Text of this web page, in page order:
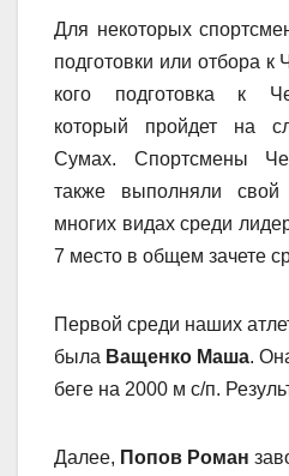
Для некоторых
подготовки или отбора
кого подготовка к
который пройдет на
Сумах. Спортсмены
также выполняли
многих видах среди
7 место в общем зачете
Первой среди наших
была Ващенко Маша.
беге на 2000 м с/п.
Далее, Попов Роман